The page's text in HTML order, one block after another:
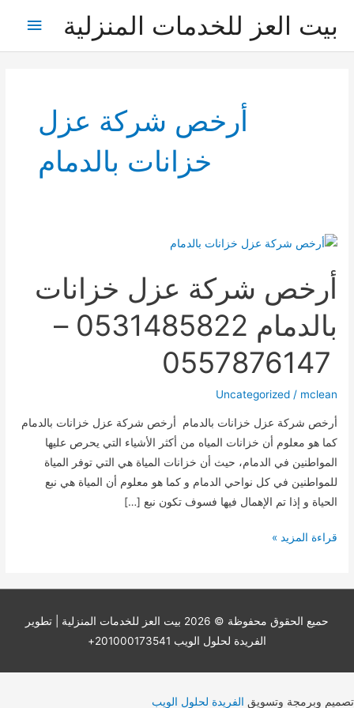
بيت العز للخدمات المنزلية
أرخص شركة عزل
خزانات بالدمام
أرخص شركة عزل خزانات
بالدمام 0531485822 –
0557876147
Uncategorized/ mclean
أرخص شركة عزل خزانات بالدمام أرخص شركة عزل خزانات بالدمام
كما هو معلوم أن خزانات المياه من أكثر الأشياء التي يحرص عليها
المواطنين في الدمام، حيث أن خزانات المياة هي التي توفر المياة
للمواطنين في كل نواحي الدمام و كما هو معلوم أن المياة هي نبع
الحياة و إذا تم الإهمال فيها فسوف تكون نبع […]
أرخص
0557876147
قراءة المزيد »
حميع الحقوق محفوظة © 2026 بيت العز للخدمات المنزلية | تطوير
الفريدة لحلول الويب 201000173541+
تصميم وبرمجة وتسويق الفريدة لحلول الويب